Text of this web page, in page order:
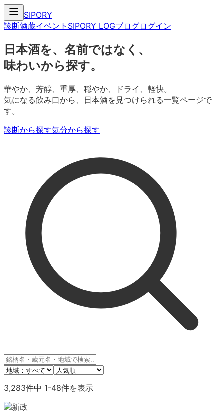
SIPORY
診断酒蔵イベント SIPORY LOGブログログイン
日本酒を、名前ではなく、
味わいから探す。
華やか、芳醇、重厚、穏やか、ドライ、軽快。
気になる飲み口から、日本酒を見つけられる一覧ページで
す。
診断から探す気分から探す
3,283件中 1-48件を表示